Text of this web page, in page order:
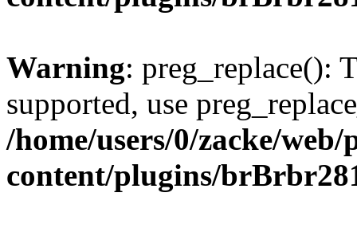
Warning: preg_replace():
supported, use
/home/users/0/zacke/
content/plugins/